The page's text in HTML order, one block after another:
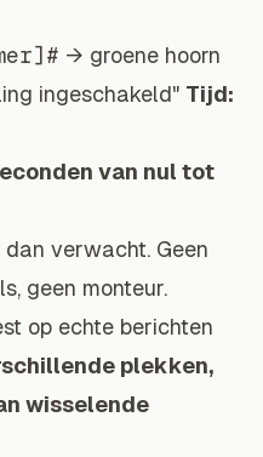
→ groene hoorn
ingeschakeld" Tijd:
van nul tot
dan verwacht. Geen
geen monteur.
op echte berichten
plekken,
wisselende